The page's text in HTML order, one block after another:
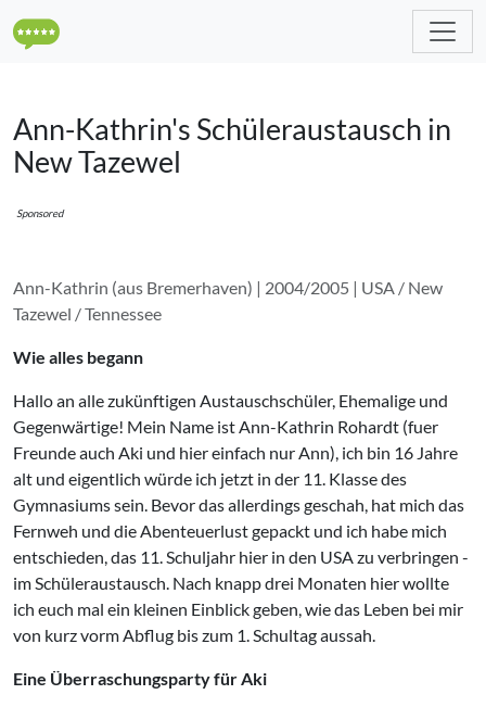
Ann-Kathrin's Schüleraustausch in
New Tazewel
Sponsored
Ann-Kathrin (aus Bremerhaven) | 2004/2005 | USA / New
Tazewel / Tennessee
Wie alles begann
Hallo an alle zukünftigen Austauschschüler, Ehemalige und
Gegenwärtige! Mein Name ist Ann-Kathrin Rohardt (fuer
Freunde auch Aki und hier einfach nur Ann), ich bin 16 Jahre
alt und eigentlich würde ich jetzt in der 11. Klasse des
Gymnasiums sein. Bevor das allerdings geschah, hat mich das
Fernweh und die Abenteuerlust gepackt und ich habe mich
entschieden, das 11. Schuljahr hier in den USA zu verbringen -
im Schüleraustausch. Nach knapp drei Monaten hier wollte
ich euch mal ein kleinen Einblick geben, wie das Leben bei mir
von kurz vorm Abflug bis zum 1. Schultag aussah.
Eine Überraschungsparty für Aki